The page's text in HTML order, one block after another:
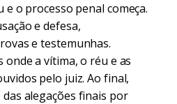
o processo penal começa.
e defesa,
e testemunhas.
a vítima, o réu e as
pelo juiz. Ao final,
alegações finais por